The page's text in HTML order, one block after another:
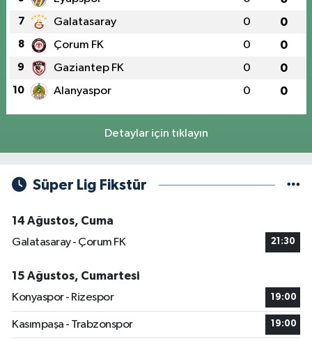
7 Galatasaray 0 0
8 Çorum FK 0 0
9 Gaziantep FK 0 0
10 Alanyaspor 0 0
Detaylar için tıklayın
Süper Lig Fikstür
14 Ağustos, Cuma
Galatasaray - Çorum FK
21:30
15 Ağustos, Cumartesi
Konyaspor - Rizespor
19:00
Kasımpaşa - Trabzonspor 19:00